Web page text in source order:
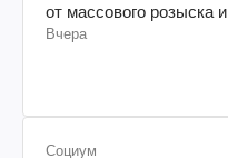
от массового
Вчера
Социум